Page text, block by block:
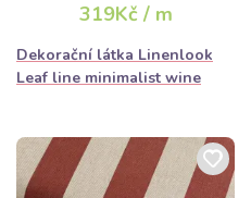
319Kč / m
Dekorační látka Linenlook
Leaf line minimalist wine